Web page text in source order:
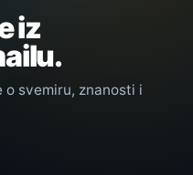
iz
svemiru, znanosti i